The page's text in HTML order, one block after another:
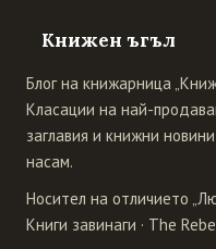
Книжен ъгъл
Блог на книжарница
Класации на най-
заглавия и книжни
насам.
Носител на отличието
Книги завинаги · The